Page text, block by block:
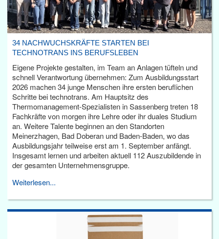
34 NACHWUCHSKRÄFTE STARTEN BEI
TECHNOTRANS INS BERUFSLEBEN
Eigene Projekte gestalten, im Team an Anlagen tüfteln und
schnell Verantwortung übernehmen: Zum Ausbildungsstart
2026 machen 34 junge Menschen ihre ersten beruflichen
Schritte bei technotrans. Am Hauptsitz des
Thermomanagement-Spezialisten in Sassenberg treten 18
Fachkräfte von morgen ihre Lehre oder ihr duales Studium
an. Weitere Talente beginnen an den Standorten
Meinerzhagen, Bad Doberan und Baden-Baden, wo das
Ausbildungsjahr teilweise erst am 1. September anfängt.
Insgesamt lernen und arbeiten aktuell 112 Auszubildende in
der gesamten Unternehmensgruppe.
Weiterlesen...